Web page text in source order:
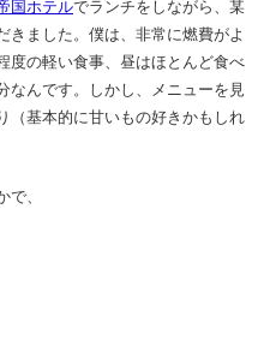
国ホテルでランチをしながら、某
きました。僕は、非常に燃費がよ
度の軽い食事、昼はほとんど食べ
なんです。しかし、メニューを見
（基本的に甘いもの好きかもしれ
、